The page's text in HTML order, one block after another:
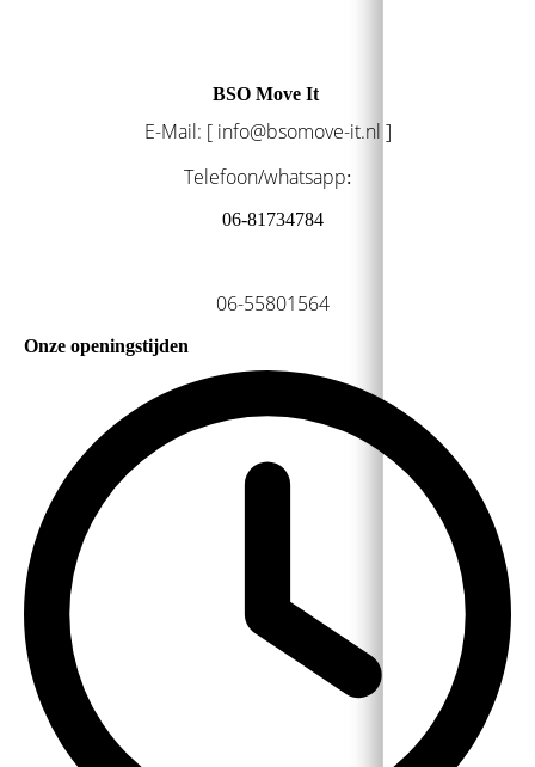
BSO Move It
E-Mail: [ info@bsomove-it.nl ]
Telefoon/whatsapp:
06-81734784
06-55801564
Onze openingstijden